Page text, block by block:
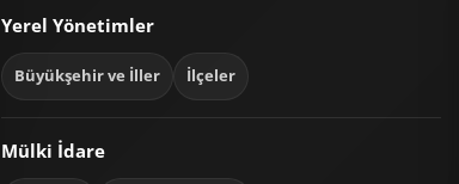
Yerel Yönetimler
Büyükşehir ve İller İlçeler
Mülki İdare